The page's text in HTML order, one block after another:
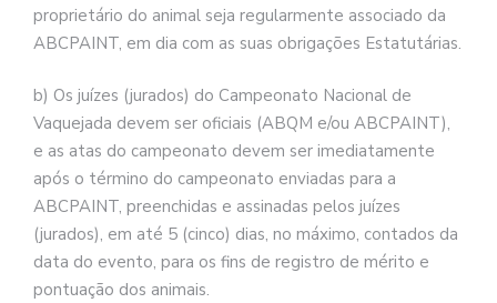
proprietário do animal seja regularmente associado da
ABCPAINT, em dia com as suas obrigações Estatutárias.
b) Os juízes (jurados) do Campeonato Nacional de
Vaquejada devem ser oficiais (ABQM e/ou ABCPAINT),
e as atas do campeonato devem ser imediatamente
após o término do campeonato enviadas para a
ABCPAINT, preenchidas e assinadas pelos juízes
(jurados), em até 5 (cinco) dias, no máximo, contados da
data do evento, para os fins de registro de mérito e
pontuação dos animais.